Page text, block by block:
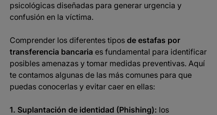
psicológicas diseñadas para generar urgencia y
confusión en la víctima.
Comprender los diferentes tipos de estafas por
transferencia bancaria es fundamental para identificar
posibles amenazas y tomar medidas preventivas. Aquí
te contamos algunas de las más comunes para que
puedas conocerlas y evitar caer en ellas:
1. Suplantación de identidad (Phishing): los